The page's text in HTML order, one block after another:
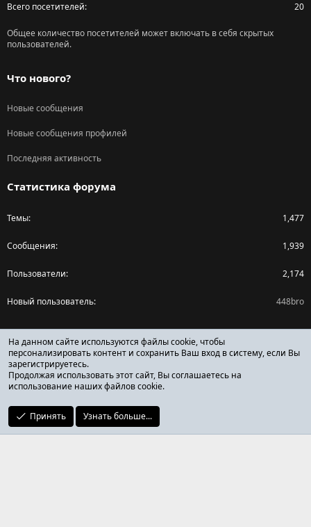
Всего посетителей 20
Общее количество посетителей может включать в себя скрытых
пользователей.
Что нового?
Новые сообщения
Новые сообщения профилей
Последняя активность
Статистика форума
Темы 1,477
Сообщения 1,939
Пользователи 2,174
Новый пользователь 448bro
Поделиться страницей
Facebook
X (Twitter)
Reddit
ОТЗЫВЫ ОНЛАЙН ФОРУМ
На данном сайте используются файлы cookie, чтобы
персонализировать контент и сохранить Ваш вход в систему, если Вы
зарегистрируетесь.
Продолжая использовать этот сайт, Вы соглашаетесь на
использование наших файлов cookie.
Принять Узнать больше...